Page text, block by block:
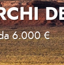
6.000 €